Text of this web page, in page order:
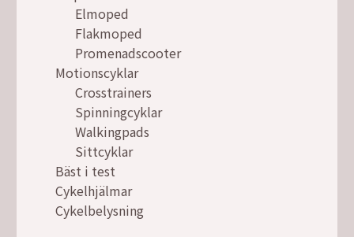
Elmoped
Flakmoped
Promenadscooter
Motionscyklar
Crosstrainers
Spinningcyklar
Walkingpads
Sittcyklar
Bäst i test
Cykelhjälmar
Cykelbelysning